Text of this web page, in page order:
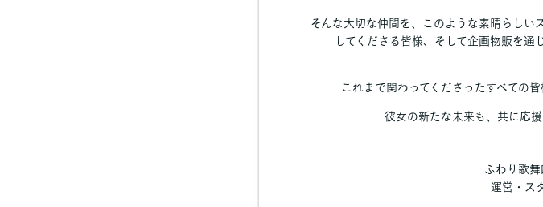
そんな大切な仲間を、このような素晴らしい
してくださる皆様、そして企画物販を通
これまで関わってくださったすべての
彼女の新たな未来も、共に応
ふわり歌
運営・ス